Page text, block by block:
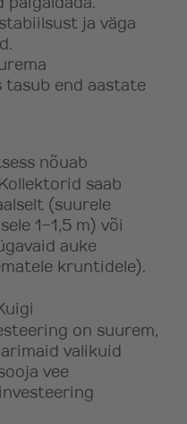
ja väga
tasub end aastate
nõuab
saab
(suurele
1-1,5 m) või
auke
kruntidele).
on suurem,
valikuid
vee